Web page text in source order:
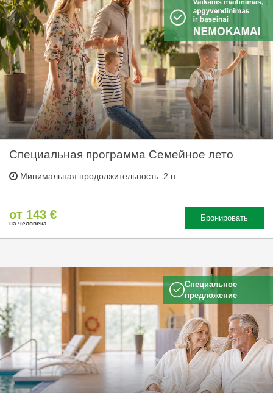
Специальная программа Семейное лето
Минимальная продолжительность: 2 н.
от 143 €
на человека
Бронировать
Специальное
предложение